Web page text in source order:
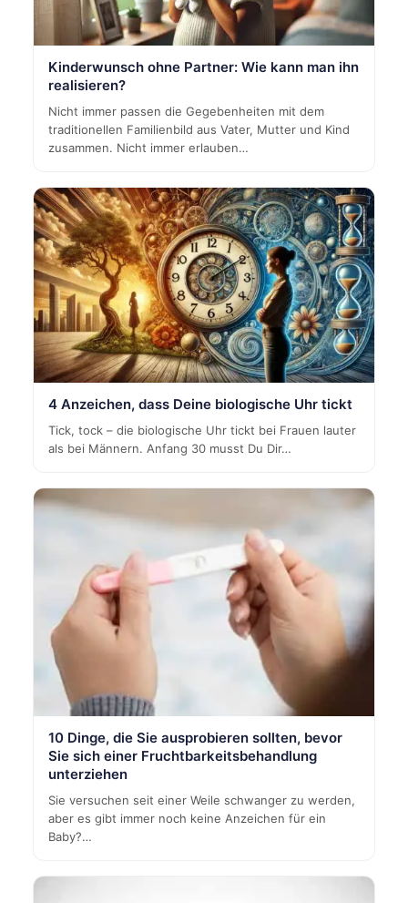
Kinderwunsch ohne Partner: Wie kann man ihn
realisieren?
Nicht immer passen die Gegebenheiten mit dem
traditionellen Familienbild aus Vater, Mutter und Kind
zusammen. Nicht immer erlauben…
4 Anzeichen, dass Deine biologische Uhr tickt
Tick, tock – die biologische Uhr tickt bei Frauen lauter
als bei Männern. Anfang 30 musst Du Dir…
10 Dinge, die Sie ausprobieren sollten, bevor
Sie sich einer Fruchtbarkeitsbehandlung
unterziehen
Sie versuchen seit einer Weile schwanger zu werden,
aber es gibt immer noch keine Anzeichen für ein
Baby?…